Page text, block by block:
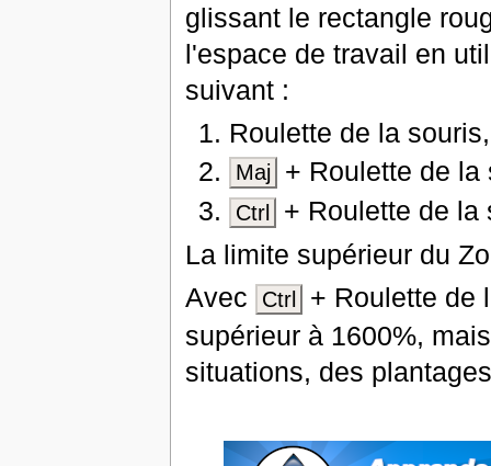
glissant le rectangle
l'espace de travail en
suivant :
Roulette de la
Maj + Roulette de la
Ctrl
+ Roulette de la
La limite supérieur du
Avec
Ctrl
+ Roulette de
supérieur à 1600%,
situations, des